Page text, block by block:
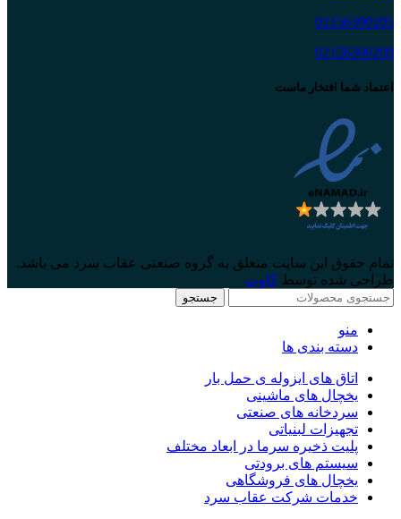
02156390205
02156390209
اعتماد شما افتخار ماست
تمام حقوق این سایت متعلق به گروه صنعتی عقاب سرد می باشد.
طراحی شده توسط کاوت
جستجو
منو
دسته بندی ها
اتاق های ایزوله ی حمل بار
یخچال های ماشینی
سردخانه های صنعتی
تجهیزات لبنیاتی
پلیت ذخیره سرما در ابعاد مختلف
سیستم های برودتی
یخچال های فروشگاهی
خدمات شرکت عقاب سرد